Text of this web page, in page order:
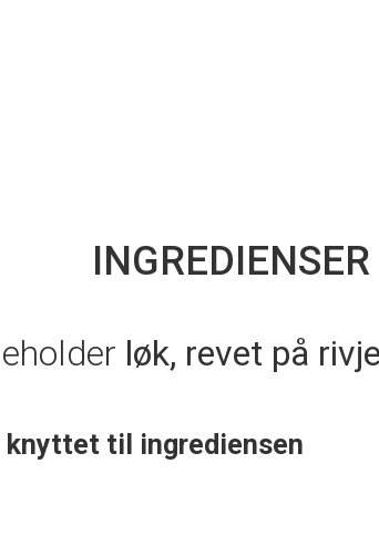
INGREDIENSER
løk, revet på
knyttet til ingrediensen